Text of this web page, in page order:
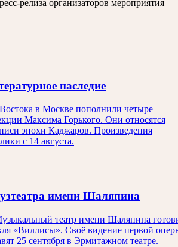
релиза организаторов мероприятия
наследие
в Москве пополнили четыре
Максима Горького. Они относятся
эпохи Каджаров. Произведения
с 14 августа.
имени Шаляпина
театр имени Шаляпина
«Виллисы». Своё видение первой
25 сентября в Эрмитажном театре.